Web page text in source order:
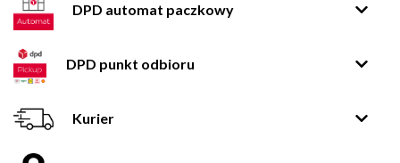
DPD automat paczkowy
DPD punkt odbioru
Kurier